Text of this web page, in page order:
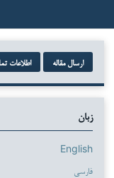
ارسال مقاله اطلاعات
زبان
English
فارسی